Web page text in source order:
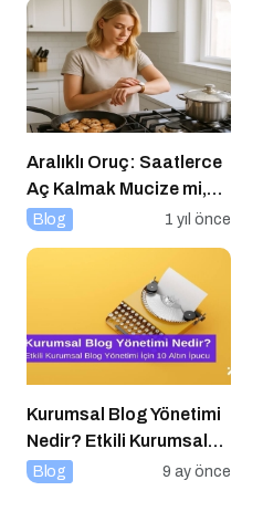
Aralıklı Oruç: Saatlerce
Aç Kalmak Mucize mi,
Geçici Bir Trend Mi?
Blog 1 yıl önce
Kurumsal Blog Yönetimi
Nedir? Etkili Kurumsal
Blog Yönetimi için 10
Blog 9 ay önce